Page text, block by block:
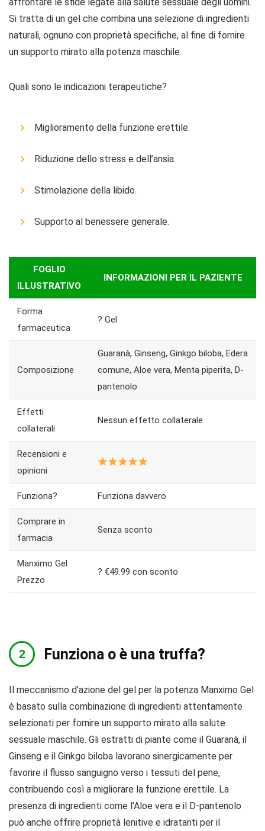
Si tratta di un gel che combina una selezione di ingredienti
naturali, ognuno con proprietà specifiche, al fine di fornire
un supporto mirato alla potenza maschile.
Quali sono le indicazioni terapeutiche?
Miglioramento della funzione erettile.
Riduzione dello stress e dell’ansia.
Stimolazione della libido.
Supporto al benessere generale.
FOGLIO
ILLUSTRATIVO
INFORMAZIONI PER IL PAZIENTE
Forma
farmaceutica
? Gel
Composizione
Guaranà, Ginseng, Ginkgo biloba, Edera
comune, Aloe vera, Menta piperita, D-
pantenolo
Effetti
collaterali
Nessun effetto collaterale
Recensioni e
opinioni
Funziona? Funziona davvero
Comprare in
farmacia
Senza sconto
​​​​Manximo Gel
Prezzo
? €49.99 con sconto
Funziona o è una truffa?
Il meccanismo d’azione del gel per la potenza Manximo Gel
è basato sulla combinazione di ingredienti attentamente
selezionati per fornire un supporto mirato alla salute
sessuale maschile. Gli estratti di piante come il Guaranà, il
Ginseng e il Ginkgo biloba lavorano sinergicamente per
favorire il flusso sanguigno verso i tessuti del pene,
contribuendo così a migliorare la funzione erettile. La
presenza di ingredienti come l’Aloe vera e il D-pantenolo
può anche offrire proprietà lenitive e idratanti per il